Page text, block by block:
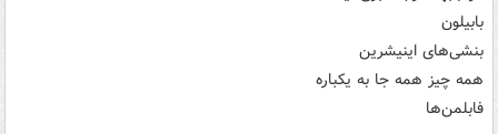
بابیلون
بنشی‌های اینیشرین
همه چیز همه جا به یکباره
فابلمن‌ها